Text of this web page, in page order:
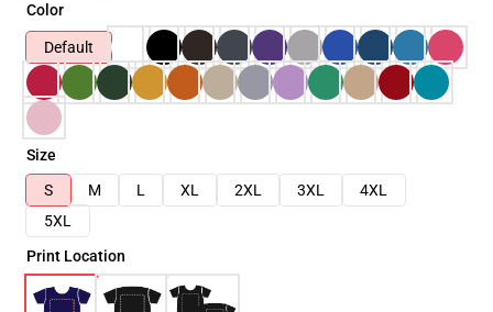
Color
Default
Size
S
M L XL 2XL 3XL
4XL
5XL
Print Location